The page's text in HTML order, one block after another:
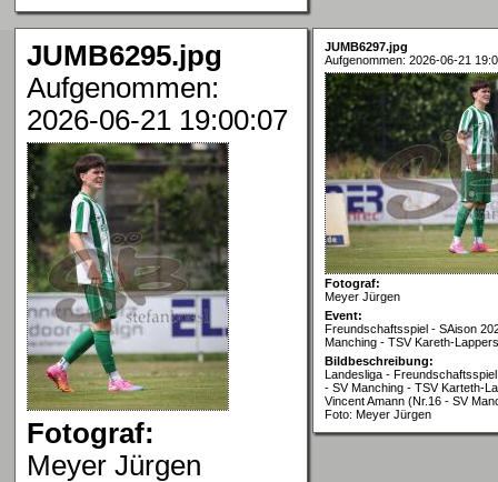
JUMB6295.jpg
Aufgenommen:
2026-06-21 19:00:07
Fotograf:
Meyer Jürgen
JUMB6297.jpg
Aufgenommen: 2026-06-21
Fotograf:
Meyer Jürgen
Event:
Freundschaftsspiel - SAison
Manching - TSV Kareth-
Bildbeschreibung:
Landesliga -
- SV Manching - TSV Karteth-
Vincent Amann (Nr.16 - SV
Foto: Meyer Jürgen